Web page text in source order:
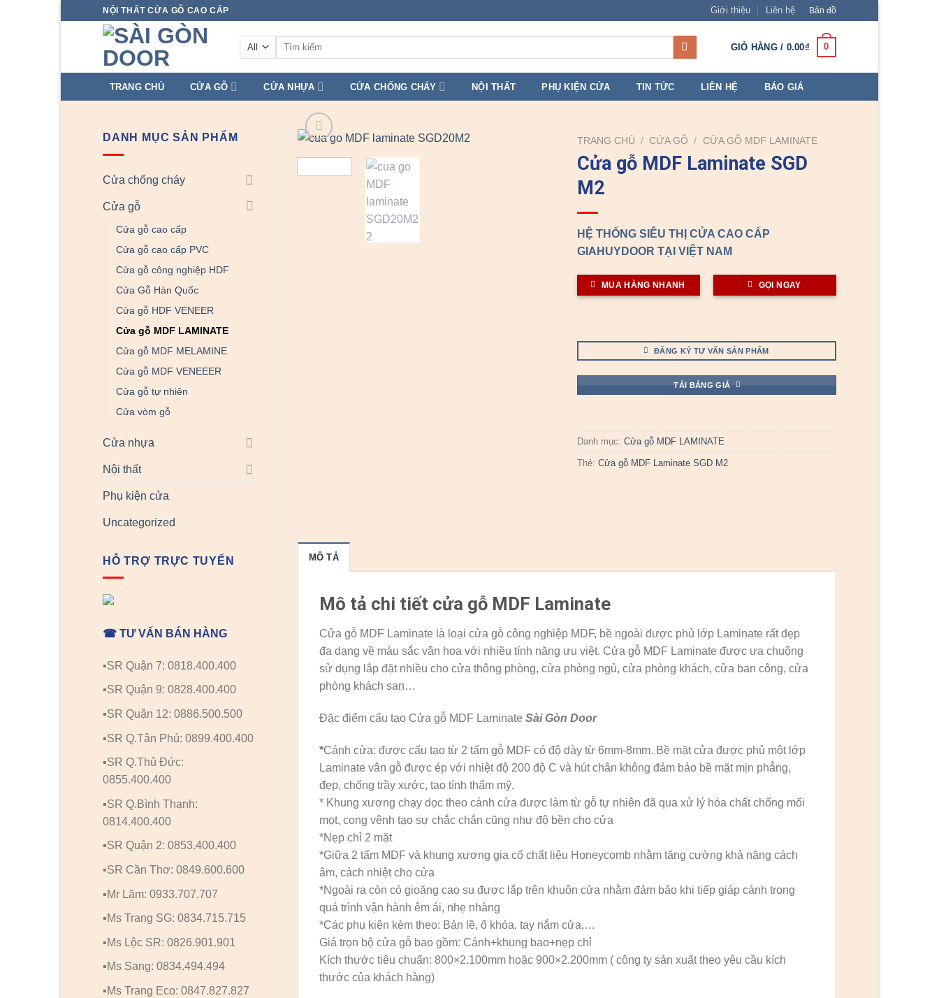
NỘI THẤT CỬA GỖ CAO CẤP Giới thiệu Liên hệ Bản đồ
Tìm
GIỎ HÀNG / 0.00₫ 0
TRANG CHỦ CỬA GỖ CỬA NHỰA CỬA CHỐNG CHÁY NỘI THẤT PHỤ KIỆN CỬA TIN TỨC LIÊN HỆ BÁO GIÁ
DANH MỤC SẢN PHẨM
Cửa chống cháy
Cửa gỗ
Cửa gỗ cao cấp
Cửa gỗ cao cấp PVC
Cửa gỗ công nghiệp HDF
Cửa Gỗ Hàn Quốc
Cửa gỗ HDF VENEER
Cửa gỗ MDF LAMINATE
Cửa gỗ MDF MELAMINE
Cửa gỗ MDF VENEEER
Cửa gỗ tự nhiên
Cửa vòm gỗ
Cửa nhựa
Nội thất
Phụ kiện cửa
Uncategorized
HỖ TRỢ TRỰC TUYẾN
☎ TƯ VẤN BÁN HÀNG
▪️SR Quận 7: 0818.400.400
▪️SR Quận 9: 0828.400.400
▪️SR Quận 12: 0886.500.500
▪️SR Q.Tân Phú: 0899.400.400
▪️SR Q.Thủ Đức:
0855.400.400
▪️SR Q.Bình Thạnh:
0814.400.400
▪️SR Quận 2: 0853.400.400
▪️SR Cần Thơ: 0849.600.600
▪️Mr Lãm: 0933.707.707
▪️Ms Trang SG: 0834.715.715
▪️Ms Lộc SR: 0826.901.901
▪️Ms Sang: 0834.494.494
▪️Ms Trang Eco: 0847.827.827
TRANG CHỦ / CỬA GỖ / CỬA GỖ MDF LAMINATE
Cửa gỗ MDF Laminate SGD
M2
HỆ THỐNG SIÊU THỊ CỬA CAO CẤP
GIAHUYDOOR TẠI VIỆT NAM
MUA HÀNG NHANH GỌI NGAY
ĐĂNG KÝ TƯ VẤN SẢN PHẨM
TẢI BẢNG GIÁ
Danh mục:Cửa gỗ MDF LAMINATE
Thẻ:Cửa gỗ MDF Laminate SGD M2
MÔ TẢ
Mô tả chi tiết cửa gỗ MDF Laminate
Cửa gỗ MDF Laminate là loại cửa gỗ công nghiệp MDF, bề ngoài được phủ lớp Laminate rất đẹp
đa dạng về màu sắc vân hoa với nhiều tính năng ưu việt. Cửa gỗ MDF Laminate được ưa chuộng
sử dụng lắp đặt nhiều cho cửa thông phòng, cửa phòng ngủ, cửa phòng khách, cửa ban công, cửa
phòng khách sạn…
Đặc điểm cấu tạo Cửa gỗ MDF Laminate Sài Gòn Door
*Cánh cửa: được cấu tạo từ 2 tấm gỗ MDF có độ dày từ 6mm-8mm. Bề mặt cửa được phủ một lớp
Laminate vân gỗ được ép với nhiệt độ 200 độ C và hút chân không đảm bảo bề mặt mịn phẳng,
đẹp, chống trầy xước, tạo tính thẩm mỹ.
* Khung xương chạy dọc theo cánh cửa được làm từ gỗ tự nhiên đã qua xử lý hóa chất chống mối
mọt, cong vênh tạo sự chắc chắn cũng như độ bền cho cửa
*Nẹp chỉ 2 mặt
*Giữa 2 tấm MDF và khung xương gia cố chất liệu Honeycomb nhằm tăng cường khả năng cách
âm, cách nhiệt cho cửa
*Ngoài ra còn có gioăng cao su được lắp trên khuôn cửa nhằm đảm bảo khi tiếp giáp cánh trong
quá trình vận hành êm ái, nhẹ nhàng
*Các phụ kiện kèm theo: Bản lề, ổ khóa, tay nắm cửa,…
Giá trọn bộ cửa gỗ bao gồm: Cánh+khung bao+nẹp chỉ
Kích thước tiêu chuẩn: 800×2.100mm hoặc 900×2.200mm ( công ty sản xuất theo yêu cầu kích
thước của khách hàng)